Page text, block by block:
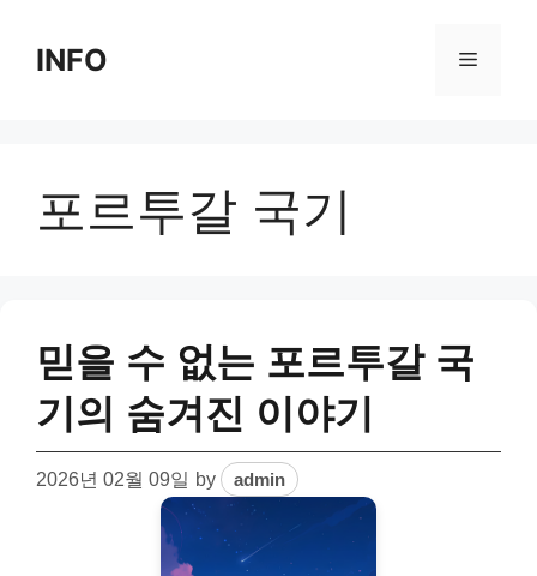
contentINFO Menu
포르투갈 국기
믿을 수 없는 포르투갈 국
기의 숨겨진 이야기
2026년 02월 09일 by admin